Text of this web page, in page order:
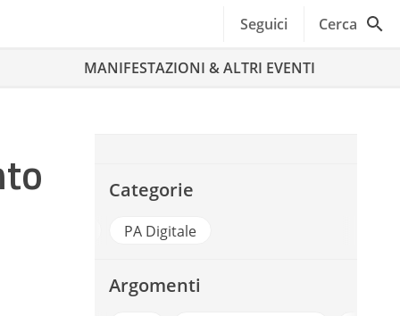
Seguici Cerca
MANIFESTAZIONI & ALTRI EVENTI
Categorie
Documentale PA Digitale
Argomenti